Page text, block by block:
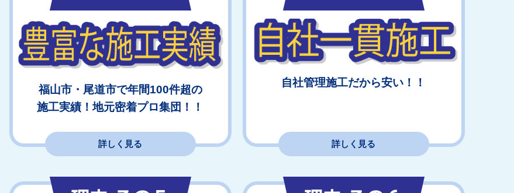
福山市・尾道市で年間100件超の
施工実績！地元密着プロ集団！！
詳しく見る
自社管理施工だから安い！！
詳しく見る